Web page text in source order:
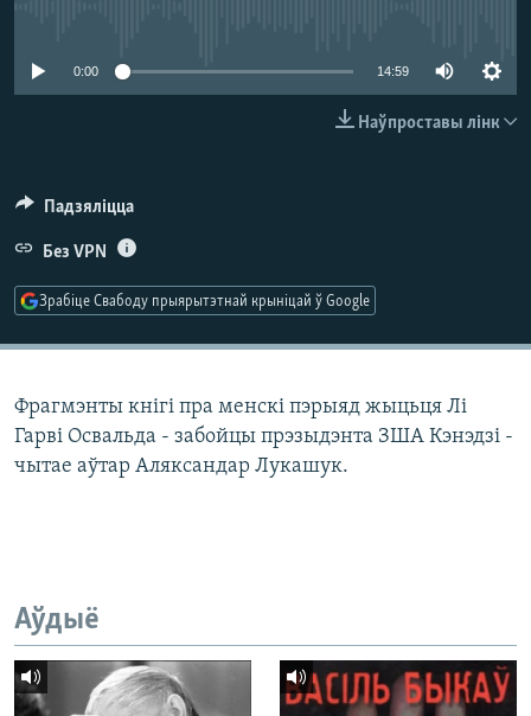
0:00 14:59
Наўпроставы лінк
Падзяліцца
Без VPN
Зрабіце Свабоду прыярытэтнай крыніцай ў Google
Фрагмэнты кнігі пра менскі пэрыяд жыцьця Лі
Гарві Освальда - забойцы прэзыдэнта ЗША Кэнэдзі -
чытае аўтар Аляксандар Лукашук.
Аўдыё